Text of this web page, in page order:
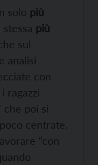
solo più
stessa più
sul
analisi
con
ragazzi
che poi si
centrate.
“con